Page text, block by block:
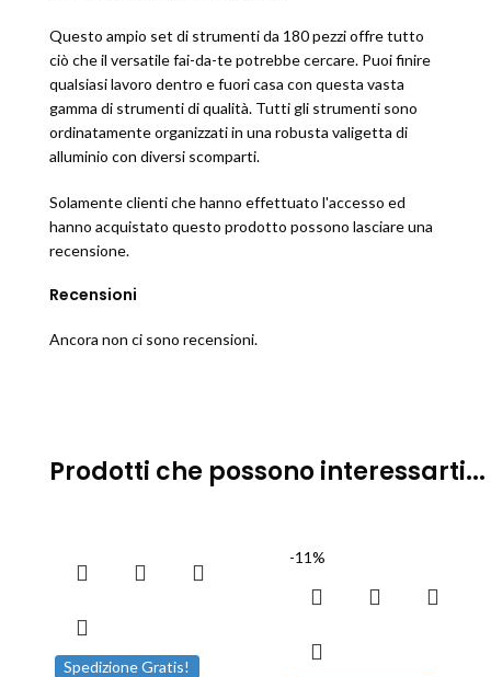
Questo ampio set di strumenti da 180 pezzi offre tutto
ciò che il versatile fai-da-te potrebbe cercare. Puoi finire
qualsiasi lavoro dentro e fuori casa con questa vasta
gamma di strumenti di qualità. Tutti gli strumenti sono
ordinatamente organizzati in una robusta valigetta di
alluminio con diversi scomparti.
Recensioni
Ancora non ci sono recensioni.
Solamente clienti che hanno effettuato l'accesso ed
hanno acquistato questo prodotto possono lasciare una
recensione.
Prodotti che possono interessarti...
Spedizione Gratis!
-11%